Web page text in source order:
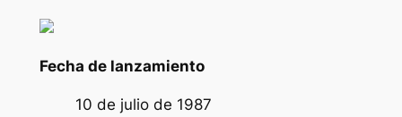
Fecha de lanzamiento
10 de julio de 1987